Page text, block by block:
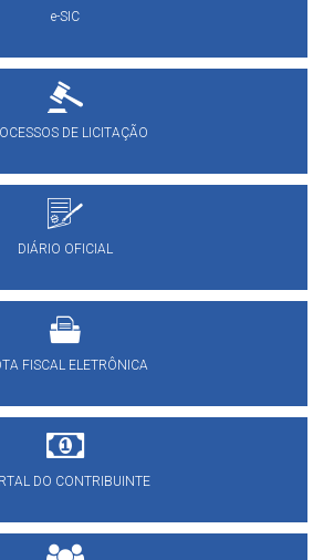
e-SIC
DE LICITAÇÃO
DIÁRIO OFICIAL
FISCAL ELETRÔNICA
DO CONTRIBUINTE